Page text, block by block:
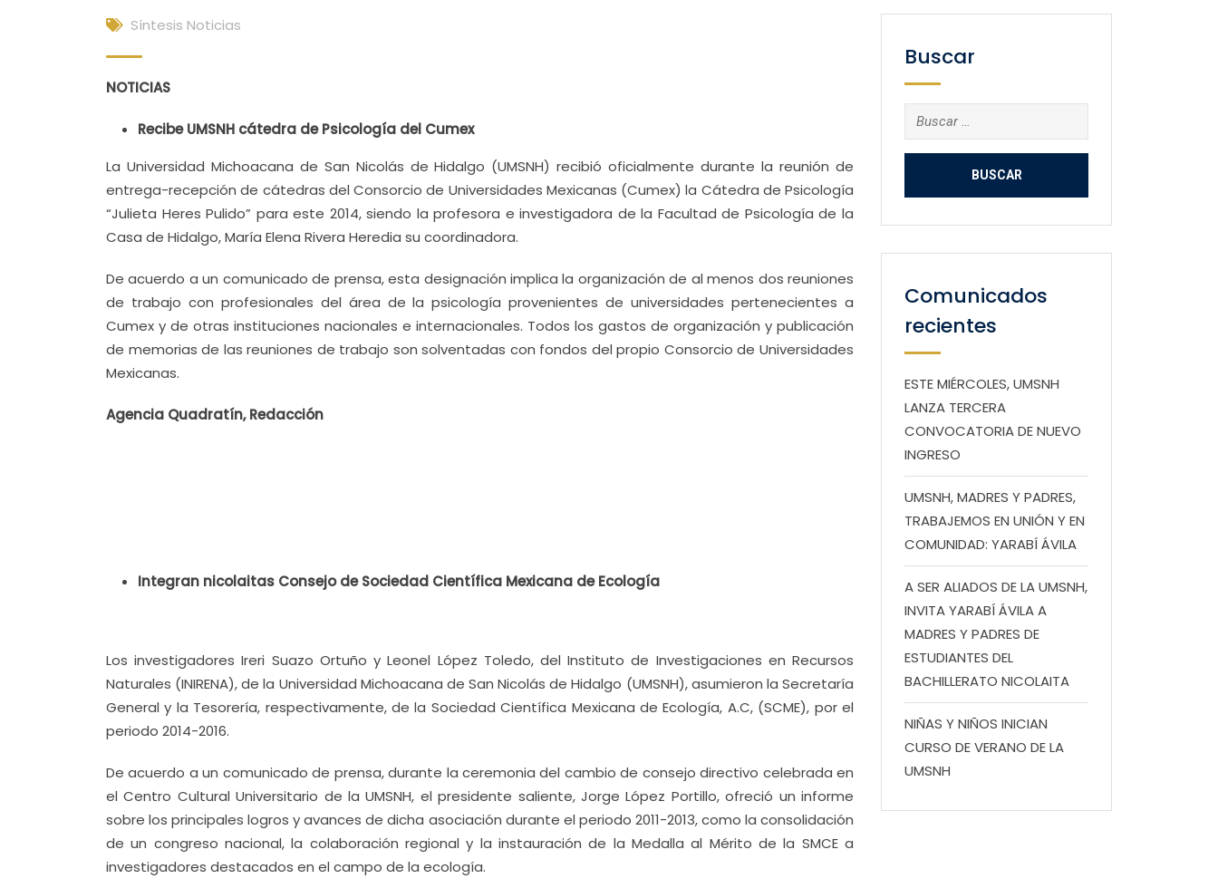
Síntesis Noticias
NOTICIAS
Recibe UMSNH cátedra de Psicología del Cumex
La Universidad Michoacana de San Nicolás de Hidalgo (UMSNH) recibió oficialmente durante la reunión de
entrega-recepción de cátedras del Consorcio de Universidades Mexicanas (Cumex) la Cátedra de Psicología
“Julieta Heres Pulido” para este 2014, siendo la profesora e investigadora de la Facultad de Psicología de la
Casa de Hidalgo, María Elena Rivera Heredia su coordinadora.
De acuerdo a un comunicado de prensa, esta designación implica la organización de al menos dos reuniones
de trabajo con profesionales del área de la psicología provenientes de universidades pertenecientes a
Cumex y de otras instituciones nacionales e internacionales. Todos los gastos de organización y publicación
de memorias de las reuniones de trabajo son solventadas con fondos del propio Consorcio de Universidades
Mexicanas.
Agencia Quadratín, Redacción
Integran nicolaitas Consejo de Sociedad Científica Mexicana de Ecología
Los investigadores Ireri Suazo Ortuño y Leonel López Toledo, del Instituto de Investigaciones en Recursos
Naturales (INIRENA), de la Universidad Michoacana de San Nicolás de Hidalgo (UMSNH), asumieron la Secretaría
General y la Tesorería, respectivamente, de la Sociedad Científica Mexicana de Ecología, A.C, (SCME), por el
periodo 2014-2016.
De acuerdo a un comunicado de prensa, durante la ceremonia del cambio de consejo directivo celebrada en
el Centro Cultural Universitario de la UMSNH, el presidente saliente, Jorge López Portillo, ofreció un informe
sobre los principales logros y avances de dicha asociación durante el periodo 2011-2013, como la consolidación
de un congreso nacional, la colaboración regional y la instauración de la Medalla al Mérito de la SMCE a
investigadores destacados en el campo de la ecología.
Buscar
Buscar:
Comunicados
recientes
ESTE MIÉRCOLES, UMSNH
LANZA TERCERA
CONVOCATORIA DE NUEVO
INGRESO
UMSNH, MADRES Y PADRES,
TRABAJEMOS EN UNIÓN Y EN
COMUNIDAD: YARABÍ ÁVILA
A SER ALIADOS DE LA UMSNH,
INVITA YARABÍ ÁVILA A
MADRES Y PADRES DE
ESTUDIANTES DEL
BACHILLERATO NICOLAITA
NIÑAS Y NIÑOS INICIAN
CURSO DE VERANO DE LA
UMSNH